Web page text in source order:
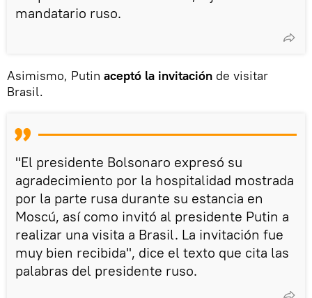
mandatario ruso.
Asimismo, Putin aceptó la invitación de visitar
Brasil.
"El presidente Bolsonaro expresó su
agradecimiento por la hospitalidad mostrada
por la parte rusa durante su estancia en
Moscú, así como invitó al presidente Putin a
realizar una visita a Brasil. La invitación fue
muy bien recibida", dice el texto que cita las
palabras del presidente ruso.